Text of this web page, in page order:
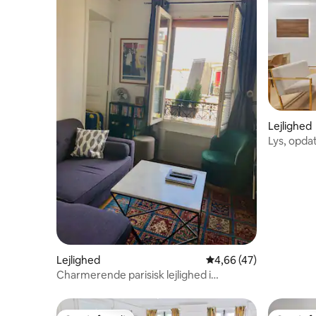
Lejlighed 4,66 ud af 5 i
4,66 (47)
Charmerende parisisk lejlighed i
Lejlighed
Lys,